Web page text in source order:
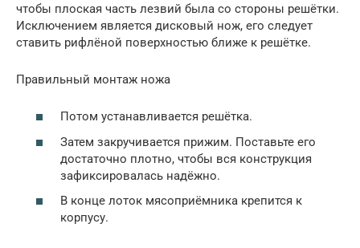
чтобы плоская часть лезвий была со стороны решётки.
Исключением является дисковый нож, его следует
ставить рифлёной поверхностью ближе к решётке.
Правильный монтаж ножа
Потом устанавливается решётка.
Затем закручивается прижим. Поставьте его
достаточно плотно, чтобы вся конструкция
зафиксировалась надёжно.
В конце лоток мясоприёмника крепится к
корпусу.